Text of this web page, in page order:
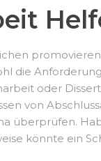
die
oder
von
überprüfen.
könnte ein